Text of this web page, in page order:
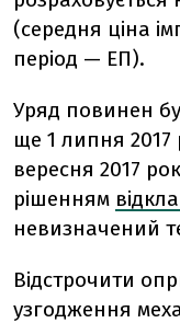
(середня ціна
період — ЕП).
Уряд повинен
ще 1 липня 2017
вересня 2017
рішенням
невизначений
Відстрочити
узгодження